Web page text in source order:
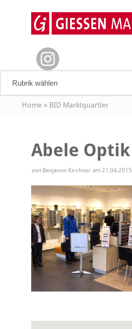
Home» BID Marktquartier
Abele Optik
von Benjamin Kirchner am 21.04.2015